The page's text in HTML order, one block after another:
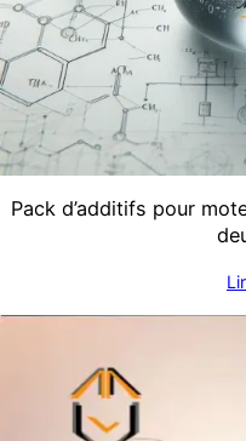
Pack d’additifs pour